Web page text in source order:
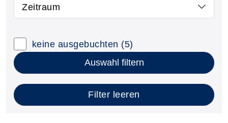
Zeitraum
keine ausgebuchten (5)
Auswahl filtern
Filter leeren